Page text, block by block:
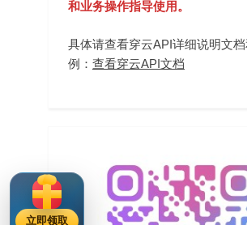
和业务操作指导使用。
具体请查看穿云API详细说明文
例： 查看穿云API文档
立即领取